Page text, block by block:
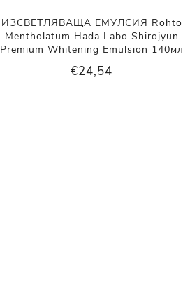
ИЗСВЕТЛЯВАЩА ЕМУЛСИЯ Rohto
Mentholatum Hada Labo Shirojyun
Premium Whitening Emulsion 140мл
€24,54